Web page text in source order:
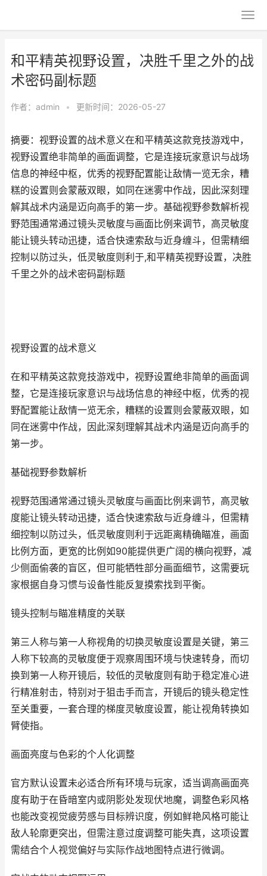
和平精英视野设置，决胜千里之外的战
术密码副标题
作者： admin • 更新时间：2026-05-27
摘要：视野设置的战术意义在和平精英这款竞技游戏中，
视野设置绝非简单的画面调整，它是连接玩家意识与战场
信息的神经中枢，优秀的视野配置能让敌情一览无余，糟
糕的设置则会蒙蔽双眼，如同在迷雾中作战，因此深刻理
解其战术内涵是迈向高手的第一步。基础视野参数解析视
野范围通常通过镜头灵敏度与画面比例来调节，高灵敏度
能让镜头转动迅捷，适合快速索敌与近身缠斗，但需精细
控制以防过头，低灵敏度则利于,和平精英视野设置，决胜
千里之外的战术密码副标题
视野设置的战术意义
在和平精英这款竞技游戏中，视野设置绝非简单的画面调
整，它是连接玩家意识与战场信息的神经中枢，优秀的视
野配置能让敌情一览无余，糟糕的设置则会蒙蔽双眼，如
同在迷雾中作战，因此深刻理解其战术内涵是迈向高手的
第一步。
基础视野参数解析
视野范围通常通过镜头灵敏度与画面比例来调节，高灵敏
度能让镜头转动迅捷，适合快速索敌与近身缠斗，但需精
细控制以防过头，低灵敏度则利于远距离精确瞄准，画面
比例方面，更宽的比例如90能提供更广阔的横向视野，减
少侧面偷袭的盲区，但可能牺牲部分画面细节，这需要玩
家根据自身习惯与设备性能反复摸索找到平衡。
镜头控制与瞄准精度的关联
第三人称与第一人称视角的切换灵敏度设置是关键，第三
人称下较高的灵敏度便于观察周围环境与快速转身，而切
换到第一人称开镜后，较低的灵敏度则有助于稳定准心进
行精准射击，特别对于狙击手而言，开镜后的镜头稳定性
至关重要，一套合理的梯度灵敏度设置，能让视角转换如
臂使指。
画面亮度与色彩的个人化调整
官方默认设置未必适合所有环境与玩家，适当调高画面亮
度有助于在昏暗室内或阴影处发现伏地魔，调整色彩风格
也能改变视觉疲劳感与目标辨识度，例如鲜艳风格可能让
敌人轮廓更突出，但需注意过度调整可能失真，这项设置
需结合个人视觉偏好与实际作战地图特点进行微调。